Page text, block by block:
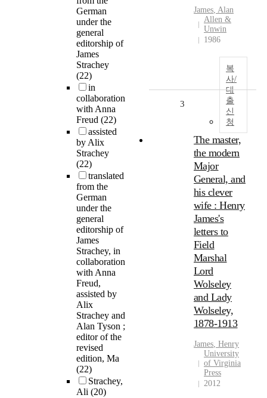
German
under the
general
editorship of
James
Strachey
(22)
in
collaboration
with Anna
Freud (22)
assisted
by Alix
Strachey
(22)
translated
from the
German
under the
general
editorship of
James
Strachey, in
collaboration
with Anna
Freud,
assisted by
Alix
Strachey and
Alan Tyson ;
editor of the
revised
edition, Ma
(22)
Strachey,
Ali (20)
James, Alan
Allen &
Unwin
1986
복
사/
대
출
신
청
3
The master,
the modern
Major
General, and
his clever
wife : Henry
James's
letters to
Field
Marshal
Lord
Wolseley
and Lady
Wolseley,
1878-1913
James, Henry
University
of Virginia
Press
2012